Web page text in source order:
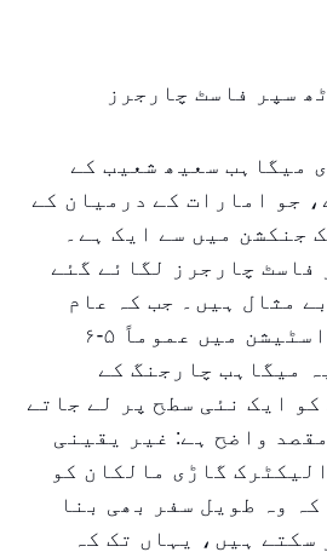
سپر فاسٹ چارجرز
میگاہب سعیھ شعیب کے
جو امارات کے درمیان کے
جنکشن میں سے ایک ہے۔
فاسٹ چارجرز لگائے گئے
مثال ہیں۔ جب کہ عام
الیکٹرک چارجنگ اسٹیشن میں عموماً ۵-۶
میگاہب چارجنگ کے
کو ایک نئی سطح پر لے جاتے
واضح ہے: غیر یقینی
گاڑی مالکان کو
وہ طویل سفر بھی بنا
ہیں، یہاں تک کہ